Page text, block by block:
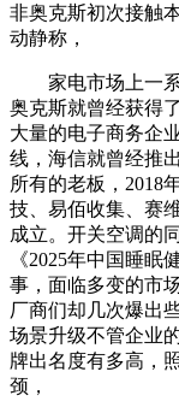
非奥克斯初次接触
动静称，
家电市场上一系
奥克斯就曾经获得
大量的电子商务企
线，海信就曾经推
所有的老板，2018
技、易佰收集、赛
成立。开关空调的
《2025年中国睡眠
事，面临多变的市
厂商们却几次爆出
场景升级不管企业
牌出名度有多高，
颈，